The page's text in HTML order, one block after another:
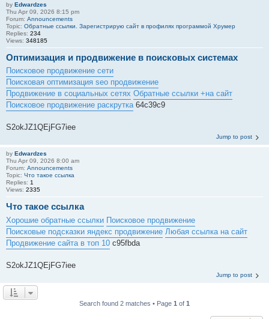
by Edwardzes
Thu Apr 09, 2026 8:15 pm
Forum: Announcements
Topic: Обратные ссылки. Зарегистрирую сайт в профилях программой Хрумер
Replies: 234
Views: 348185
Оптимизация и продвижение в поисковых системах
Поисковое продвижение сети
Поисковая оптимизация seo продвижение
Продвижение в социальных сетях Обратные ссылки +на сайт
Поисковое продвижение раскрутка64c39c9
S2okJZ1QEjFG7iee
Jump to post
by Edwardzes
Thu Apr 09, 2026 8:00 am
Forum: Announcements
Topic: Что такое ссылка
Replies: 1
Views: 2335
Что такое ссылка
Хорошие обратные ссылки Поисковое продвижение
Поисковые подсказки яндекс продвижение Любая ссылка на сайт
Продвижение сайта в топ 10 c95fbda
S2okJZ1QEjFG7iee
Jump to post
Search found 2 matches • Page 1 of 1